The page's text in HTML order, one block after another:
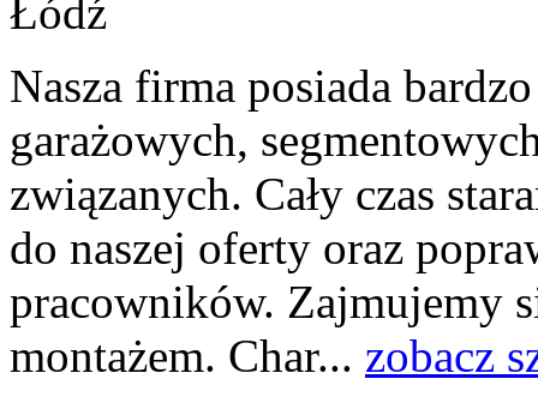
Nasza firma posiada
garażowych,
związanych. Cały czas
do naszej oferty oraz
pracowników. Zajmujemy
montażem. Char... zobacz